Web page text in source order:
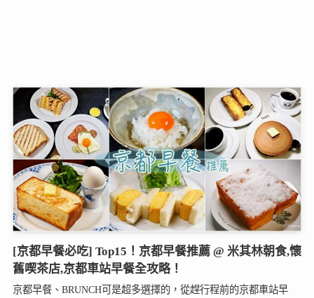
[京都早餐必吃] Top15！京都早餐推薦 @ 米其林朝食,懷
舊喫茶店,京都車站早餐全攻略！
京都早餐、BRUNCH可是超多選擇的，從趕行程前的京都車站早